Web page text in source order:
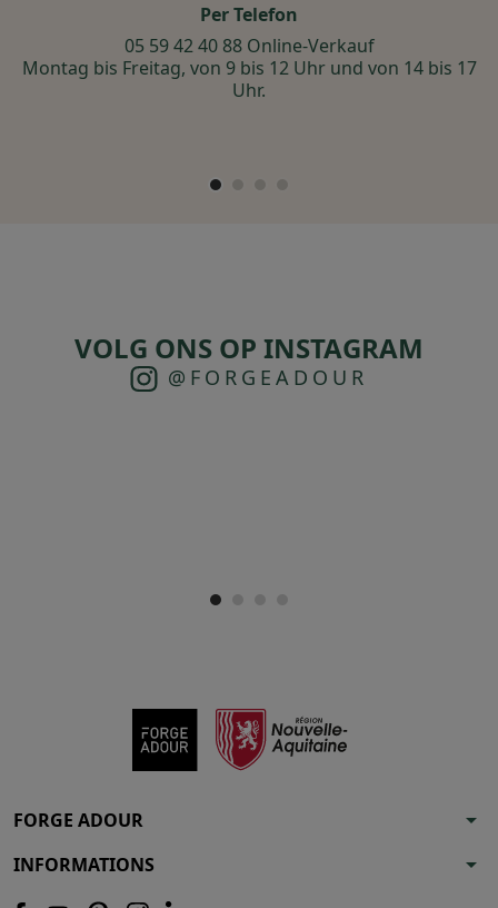
Per Telefon
05 59 42 40 88 Online-Verkauf
Montag bis Freitag, von 9 bis 12 Uhr und von 14 bis 17
Uhr.
VOLG ONS OP INSTAGRAM
@FORGEADOUR
FORGE ADOUR arrow_drop_down
INFORMATIONS arrow_drop_down